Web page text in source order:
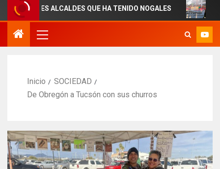
ALCALDES QUE HA TENIDO NOGALES ¡AGUAS
Inicio
SOCIEDAD
De Obregón a Tucsón con sus churros